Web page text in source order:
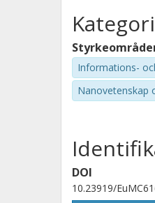
Informations-
Nanovetenskap
DOI
10.23919/